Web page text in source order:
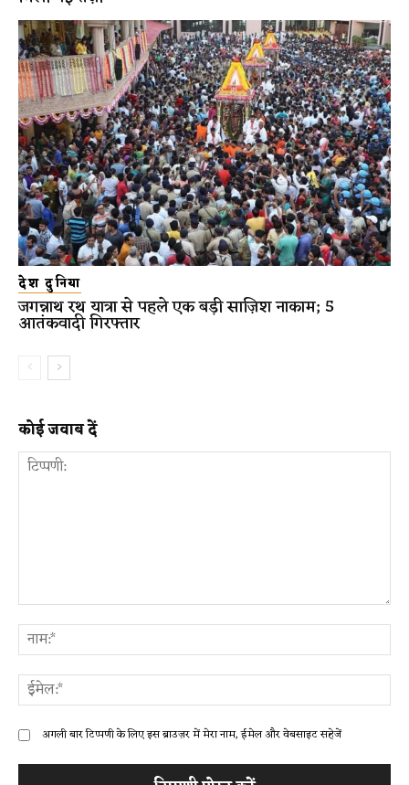
देश दुनिया
जगन्नाथ रथ यात्रा से पहले एक बड़ी साज़िश नाकाम; 5
आतंकवादी गिरफ्तार
कोई जवाब दें
अगली बार टिप्पणी के लिए इस ब्राउज़र में मेरा नाम, ईमेल और वेबसाइट सहेजें